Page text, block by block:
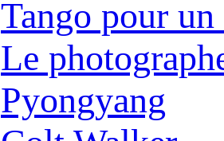
Tango pour
Le
Pyongyang